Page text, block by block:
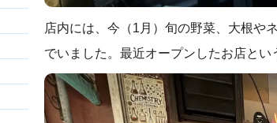
店内には、今（1月）旬の野菜、大根や
でいました。最近オープンしたお店とい